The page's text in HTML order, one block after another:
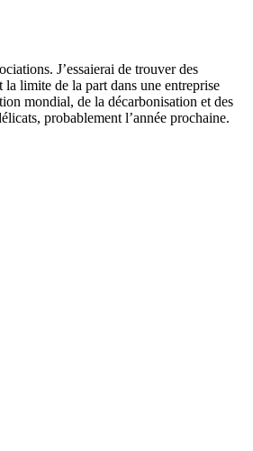
J’essaierai de trouver des
la limite de la part dans une entreprise
mondial, de la décarbonisation et des
probablement l’année prochaine.